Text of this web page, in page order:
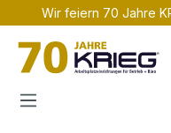
Zum Hauptinhalt springen
Wir feiern 70 Jahre